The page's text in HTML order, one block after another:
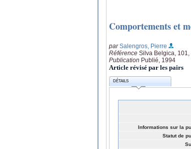
Comportements et
parSalengros, Pierre
Référence Silva Belgica,
Publication Publié, 1994
Article révisé par les pairs
DÉTAILS
Informations sur la
Statut de